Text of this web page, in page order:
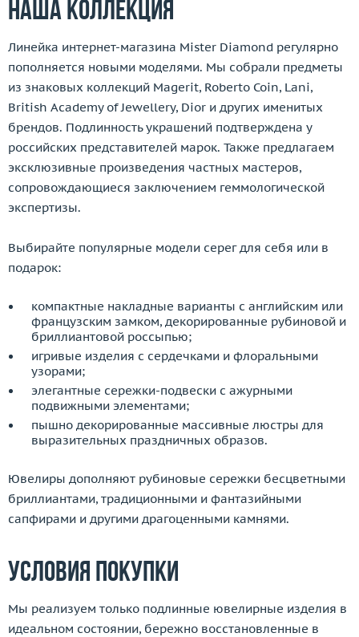
Наша коллекция
Линейка интернет-магазина Mister Diamond регулярно
пополняется новыми моделями. Мы собрали предметы
из знаковых коллекций Magerit, Roberto Coin, Lani,
British Academy of Jewellery, Dior и других именитых
брендов. Подлинность украшений подтверждена у
российских представителей марок. Также предлагаем
эксклюзивные произведения частных мастеров,
сопровождающиеся заключением геммологической
экспертизы.
Выбирайте популярные модели серег для себя или в
подарок:
компактные накладные варианты с английским или
французским замком, декорированные рубиновой и
бриллиантовой россыпью;
игривые изделия с сердечками и флоральными
узорами;
элегантные сережки-подвески с ажурными
подвижными элементами;
пышно декорированные массивные люстры для
выразительных праздничных образов.
Ювелиры дополняют рубиновые сережки бесцветными
бриллиантами, традиционными и фантазийными
сапфирами и другими драгоценными камнями.
Условия покупки
Мы реализуем только подлинные ювелирные изделия в
идеальном состоянии, бережно восстановленные в